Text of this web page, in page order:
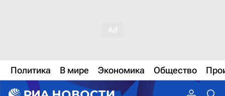
Политика В мире Экономика Общество